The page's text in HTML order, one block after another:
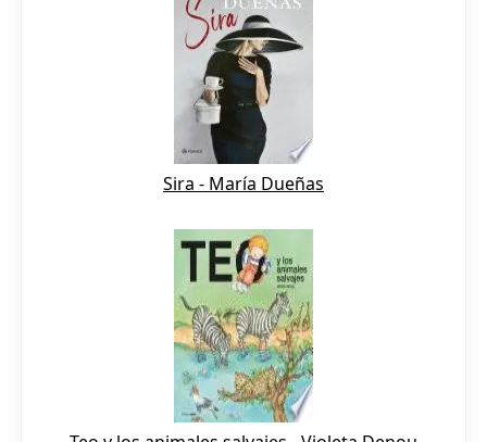
Sira - María Dueñas